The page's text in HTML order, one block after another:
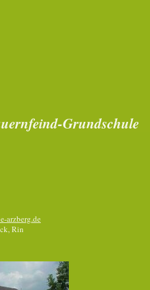
Grundschule
arzberg.de
Rin